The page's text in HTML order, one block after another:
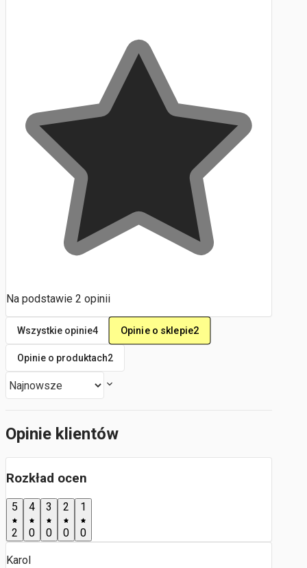
Na podstawie 2 opinii
Wszystkie opinie4 Opinie o sklepie2
Opinie o produktach2
Opinie klientów
Rozkład ocen
5
2
4
0
3
0
2
0
1
0
Karol